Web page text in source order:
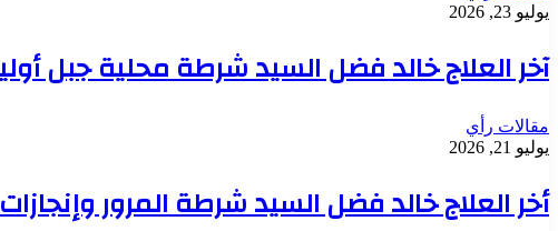
يوليو 23, 2026
آخر العلاج خالد فضل السيد شرطة محلية جبل
مقالات رأي
يوليو 21, 2026
أخر العلاج خالد فضل السيد شرطة المرور